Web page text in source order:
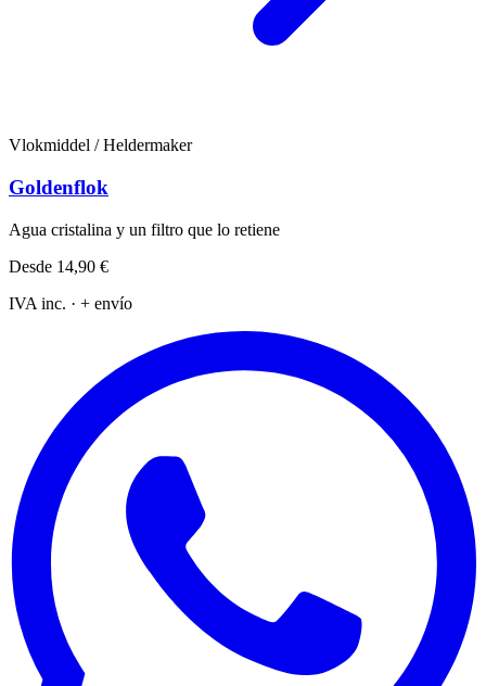
Vlokmiddel / Heldermaker
Goldenflok
Agua cristalina y un filtro que lo retiene
Desde 14,90 €
IVA inc. · + envío